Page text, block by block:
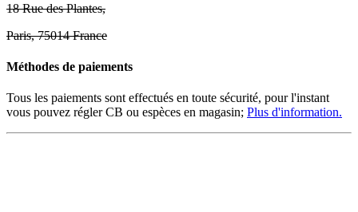
18 Rue des Plantes,
Paris, 75014 France
Méthodes de paiements
Tous les paiements sont effectués en toute sécurité, pour l'instant
vous pouvez régler CB ou espèces en magasin; Plus d'information.